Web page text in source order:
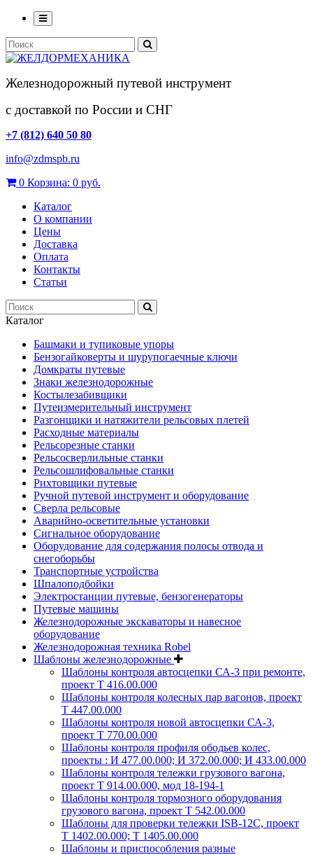
Железнодорожный путевой инструмент
с доставкой по России и СНГ
+7 (812) 640 50 80
info@zdmspb.ru
0 Корзина: 0 руб.
Каталог
О компании
Цены
Доставка
Оплата
Контакты
Статьи
Каталог
Башмаки и тупиковые упоры
Бензогайковерты и шурупогаечные ключи
Домкраты путевые
Знаки железнодорожные
Костылезабивщики
Путеизмерительный инструмент
Разгонщики и натяжители рельсовых плетей
Расходные материалы
Рельсорезные станки
Рельсосверлильные станки
Рельсошлифовальные станки
Рихтовщики путевые
Ручной путевой инструмент и оборудование
Сверла рельсовые
Аварийно-осветительные установки
Сигнальное оборудование
Оборудование для содержания полосы отвода и
снегоборьбы
Транспортные устройства
Шпалоподбойки
Электростанции путевые, бензогенераторы
Путевые машины
Железнодорожные экскаваторы и навесное
оборудование
Железнодорожная техника Robel
Шаблоны железнодорожные
Шаблоны контроля автосцепки СА-3 при ремонте,
проект Т 416.00.000
Шаблоны контроля колесных пар вагонов, проект
Т 447.00.000
Шаблоны контроля новой автосцепки СА-3,
проект Т 770.00.000
Шаблоны контроля профиля ободьев колес,
проекты : И 477.00.000; И 372.00.000; И 433.00.000
Шаблоны контроля тележки грузового вагона,
проект Т 914.00.000, мод 18-194-1
Шаблоны контроля тормозного оборудования
грузового вагона, проект Т 542.00.000
Шаблоны для проверки тележки ISB-12C, проект
Т 1402.00.000; Т 1405.00.000
Шаблоны и приспособления разные